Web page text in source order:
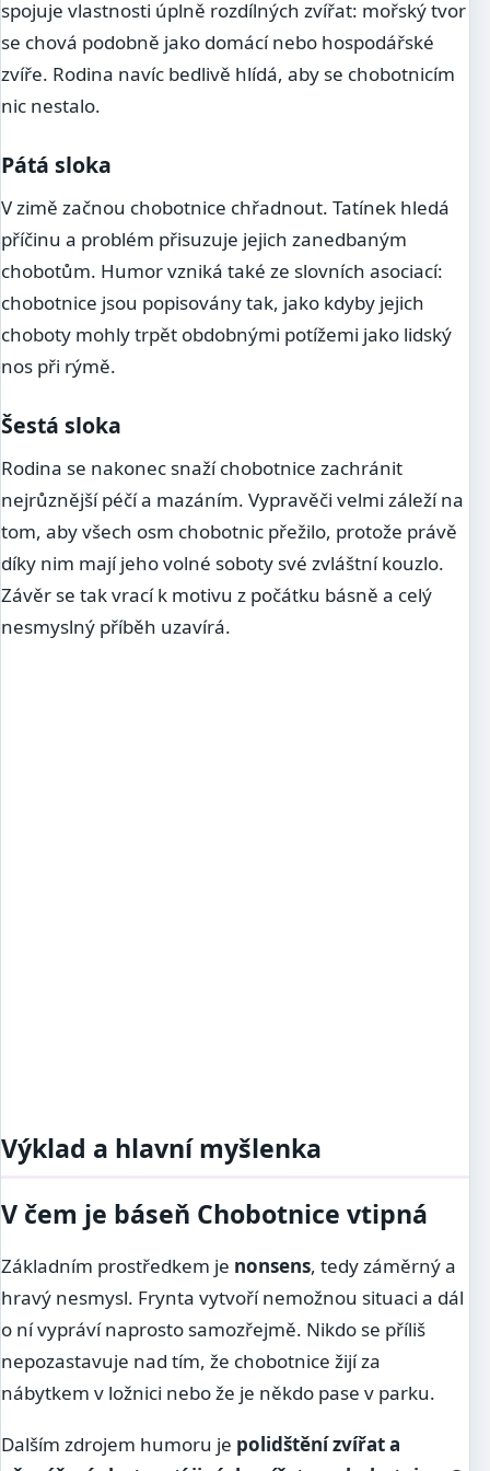
spojuje vlastnosti úplně rozdílných zvířat: mořský tvor
se chová podobně jako domácí nebo hospodářské
zvíře. Rodina navíc bedlivě hlídá, aby se chobotnicím
nic nestalo.
Pátá sloka
V zimě začnou chobotnice chřadnout. Tatínek hledá
příčinu a problém přisuzuje jejich zanedbaným
chobotům. Humor vzniká také ze slovních asociací:
chobotnice jsou popisovány tak, jako kdyby jejich
choboty mohly trpět obdobnými potížemi jako lidský
nos při rýmě.
Šestá sloka
Rodina se nakonec snaží chobotnice zachránit
nejrůznější péčí a mazáním. Vypravěči velmi záleží na
tom, aby všech osm chobotnic přežilo, protože právě
díky nim mají jeho volné soboty své zvláštní kouzlo.
Závěr se tak vrací k motivu z počátku básně a celý
nesmyslný příběh uzavírá.
Výklad a hlavní myšlenka
V čem je báseň Chobotnice vtipná
Základním prostředkem je nonsens, tedy záměrný a
hravý nesmysl. Frynta vytvoří nemožnou situaci a dál
o ní vypráví naprosto samozřejmě. Nikdo se příliš
nepozastavuje nad tím, že chobotnice žijí za
nábytkem v ložnici nebo že je někdo pase v parku.
Dalším zdrojem humoru je polidštění zvířat a